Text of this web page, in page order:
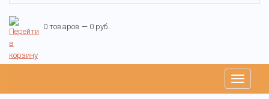
0 товаров — 0 руб.
Toggle